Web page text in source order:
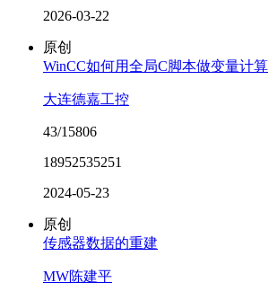
2026-03-22
原创
WinCC如何用全局C脚本做变量计算
大连德嘉工控
43/15806
18952535251
2024-05-23
原创
传感器数据的重建
MW陈建平